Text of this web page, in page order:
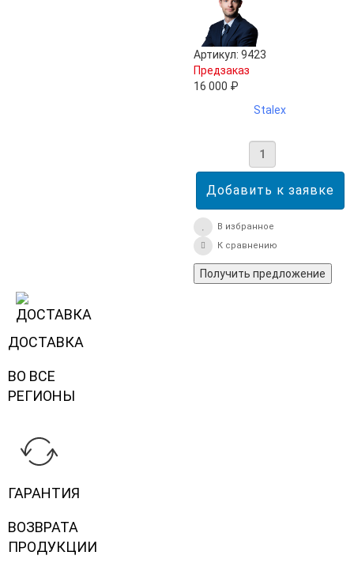
Артикул: 9423
Предзаказ
16 000 ₽
Stalex
В избранное
К сравнению
Получить предложение
ДОСТАВКА
ВО ВСЕ
РЕГИОНЫ
ГАРАНТИЯ
ВОЗВРАТА
ПРОДУКЦИИ